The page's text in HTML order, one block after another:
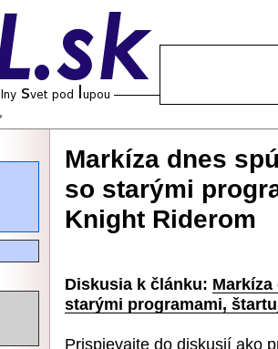
Markíza dnes
so starými
Knight Riderom
Diskusia k článku:
starými programami,
Prispievajte do diskusií ako